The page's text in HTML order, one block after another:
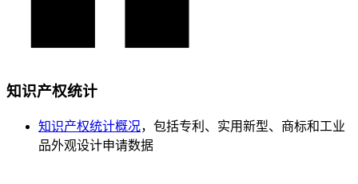
知识产权统计
知识产权统计概况，包括专利、实用新型、商标和工业
品外观设计申请数据